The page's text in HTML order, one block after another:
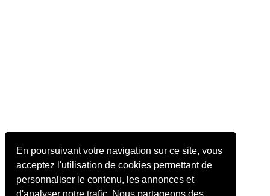
En poursuivant votre navigation sur ce site, vous
acceptez l'utilisation de cookies permettant de
personnaliser le contenu, les annonces et